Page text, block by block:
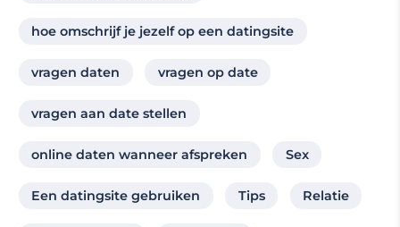
hoe omschrijf je jezelf op een datingsite
vragen daten vragen op date
vragen aan date stellen
online daten wanneer afspreken Sex
Een datingsite gebruiken Tips Relatie